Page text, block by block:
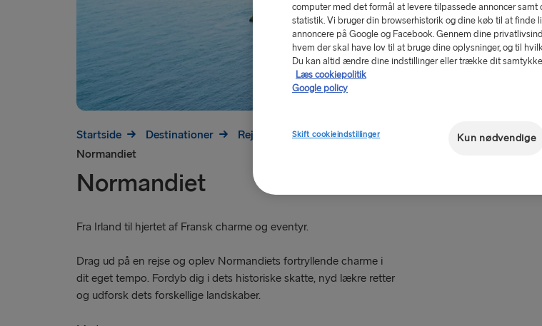
Startside Destinationer
Rejs til Frankrig
Normandiet
Normandiet
Fra Irland til hjertet af Fransk charme og eventyr.
Drag ud på en rejse og oplev Normandiets fortryllende charme i
dit eget tempo. Fordyb dig i dets historiske skatte, nyd lækre retter
og udforsk dets forskellige landskaber.
computer med det formål at levere tilpassede annoncer
statistik. Vi bruger din browserhistorik og dine køb til at finde
annoncere på Google og Facebook. Gennem dine
hvem der skal have lov til at bruge dine oplysninger, og til
Du kan altid ændre dine indstillinger eller trække dit
Læs cookiepolitik
Google policy
Skift cookieindstillinger Kun nødvendige